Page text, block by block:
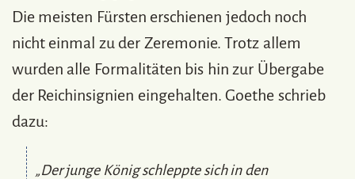
Die meisten Fürsten erschienen jedoch noch
nicht einmal zu der Zeremonie. Trotz allem
wurden alle Formalitäten bis hin zur Übergabe
der Reichinsignien eingehalten. Goethe schrieb
dazu:
„Der junge König schleppte sich in den